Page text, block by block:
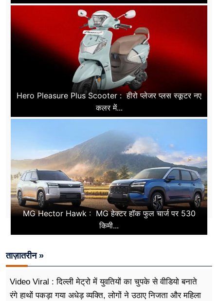
Hero Pleasure Plus Scooter : हीरो प्लेजर प्लस स्कूटर नए
कलर में...
MG Hector Hawk : MG हेक्टर हॉक फुल चार्ज पर 530
किमी...
ताज़ातरीन »
Video Viral : दिल्ली मेट्रो में युवतियों का चुपके से वीडियो बनाते
रंगे हाथों पकड़ा गया अधेड़ व्यक्ति, लोगों ने उठाए निजता और महिला